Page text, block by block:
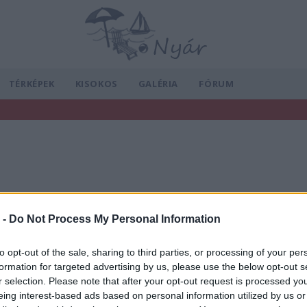
- Do Not Process My Personal Information
opt-out of the sale, sharing to third parties, or processing of your
for targeted advertising by us, please use the below opt-out
selection. Please note that after your opt-out request is processed
interest-based ads based on personal information utilized by us
TÉRKÉPEK KISOKOS GALÉRIA FÓRUM
időszámítás - Október 29-én